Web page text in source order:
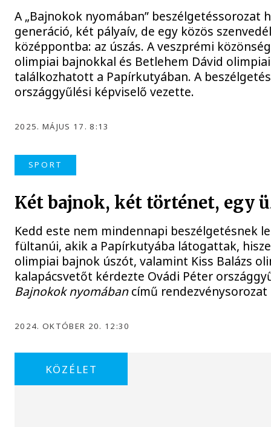
A „Bajnokok nyomában” beszélgetéssorozat
generáció, két pályaív, de egy közös
középpontba: az úszás. A veszprémi
olimpiai bajnokkal és Betlehem Dávid
találkozhatott a Papírkutyában. A
országgyűlési képviselő vezette.
2025. MÁJUS 17. 8:13
SPORT
Két bajnok, két történet, egy
Kedd este nem mindennapi beszélgetésnek
fültanúi, akik a Papírkutyába látogattak,
olimpiai bajnok úszót, valamint Kiss Balázs
kalapácsvetőt kérdezte Ovádi Péter
Bajnokok nyomábancímű rendezvénysorozat
2024. OKTÓBER 20. 12:30
KÖZÉLET